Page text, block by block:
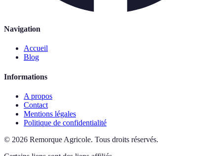
Navigation
Accueil
Blog
Informations
A propos
Contact
Mentions légales
Politique de confidentialité
© 2026 Remorque Agricole. Tous droits réservés.